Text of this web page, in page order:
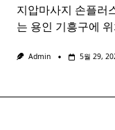
지압마사지 손플러
는 용인 기흥구에
Admin 5월 29,